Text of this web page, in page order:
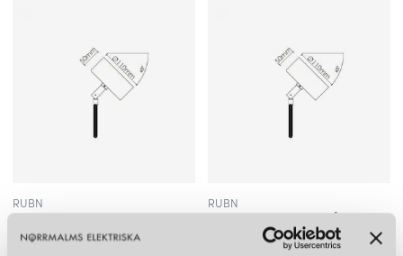
RUBN
TAKKOPP ANGLED BRONS
695 kr
RUBN
TAKKOPP ANGLED STÅL